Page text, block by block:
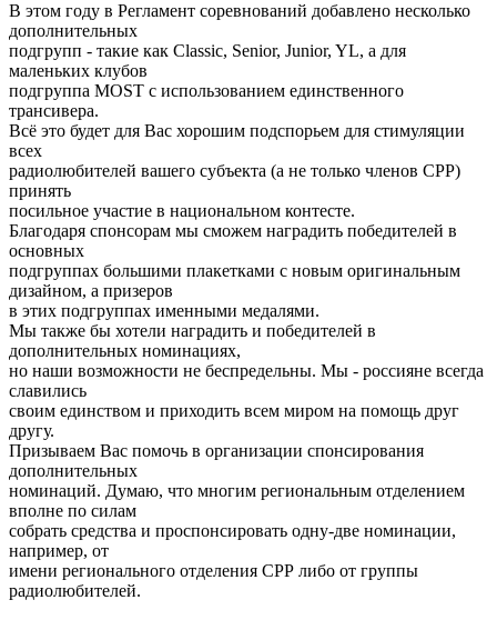
В этом году в Регламент соревнований добавлено несколько
дополнительных
подгрупп - такие как Classic, Senior, Junior, YL, а для
маленьких клубов
подгруппа MOST c использованием единственного
трансивера.
Всё это будет для Вас хорошим подспорьем для стимуляции
всех
радиолюбителей вашего субъекта (а не только членов СРР)
принять
посильное участие в национальном контесте.
Благодаря спонсорам мы сможем наградить победителей в
основных
подгруппах большими плакетками с новым оригинальным
дизайном, а призеров
в этих подгруппах именными медалями.
Мы также бы хотели наградить и победителей в
дополнительных номинациях,
но наши возможности не беспредельны. Мы - россияне всегда
славились
своим единством и приходить всем миром на помощь друг
другу.
Призываем Вас помочь в организации спонсирования
дополнительных
номинаций. Думаю, что многим региональным отделением
вполне по силам
собрать средства и проспонсировать одну-две номинации,
например, от
имени регионального отделения СРР либо от группы
радиолюбителей.